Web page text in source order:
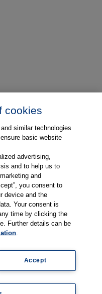
Terms and Conditions
cookies
similar technologies
basic website
advertising,
and to help us to
and
you consent to
device and the
Your consent is
time by clicking the
Further details can be
.
Accept